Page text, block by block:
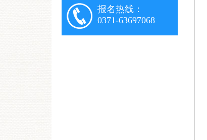
报名热线：
0371-63697068